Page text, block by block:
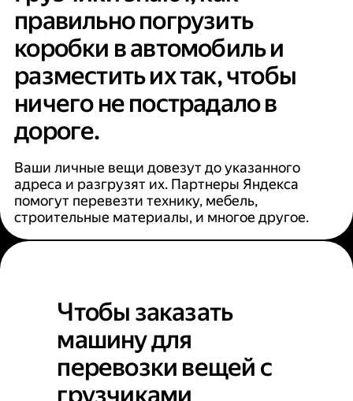
правильно погрузить
коробки в автомобиль и
разместить их так, чтобы
ничего не пострадало в
дороге.
Ваши личные вещи довезут до указанного
адреса и разгрузят их. Партнеры Яндекса
помогут перевезти технику, мебель,
строительные материалы, и многое другое.
Чтобы заказать
машину для
перевозки вещей с
грузчиками